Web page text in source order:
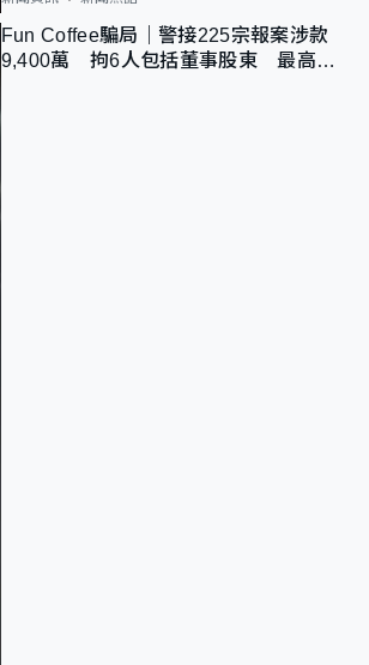
Fun Coffee騙局｜警接225宗報案涉款
9,400萬 拘6人包括董事股東 最高金